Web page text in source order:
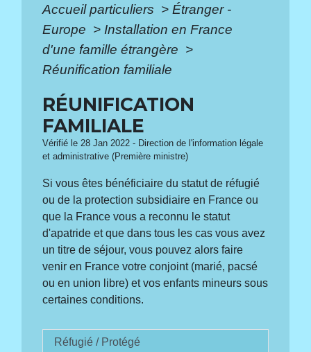
Accueil particuliers > Étranger -
Europe > Installation en France
d'une famille étrangère >
Réunification familiale
RÉUNIFICATION
FAMILIALE
Vérifié le 28 Jan 2022 - Direction de l'information légale
et administrative (Première ministre)
Si vous êtes bénéficiaire du statut de réfugié
ou de la protection subsidiaire en France ou
que la France vous a reconnu le statut
d'apatride et que dans tous les cas vous avez
un titre de séjour, vous pouvez alors faire
venir en France votre conjoint (marié, pacsé
ou en union libre) et vos enfants mineurs sous
certaines conditions.
Réfugié / Protégé